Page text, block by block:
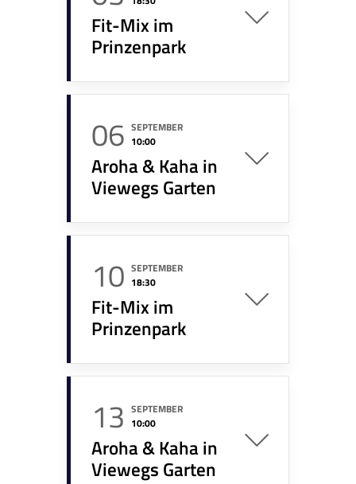
Fit-Mix im
Prinzenpark
06 SEPTEMBER
10:00
Aroha & Kaha in
Viewegs Garten
10 SEPTEMBER
18:30
Fit-Mix im
Prinzenpark
13 SEPTEMBER
10:00
Aroha & Kaha in
Viewegs Garten